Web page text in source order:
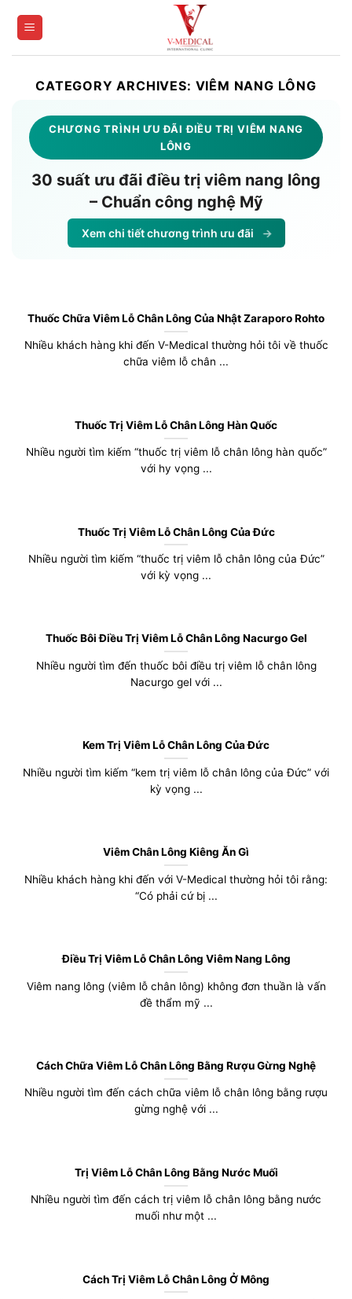
CATEGORY ARCHIVES: VIÊM NANG LÔNG
CHƯƠNG TRÌNH ƯU ĐÃI ĐIỀU TRỊ VIÊM NANG
LÔNG
30 suất ưu đãi điều trị viêm nang lông
– Chuẩn công nghệ Mỹ
Xem chi tiết chương trình ưu đãi →
Thuốc Chữa Viêm Lỗ Chân Lông Của Nhật Zaraporo Rohto
Nhiều khách hàng khi đến V-Medical thường hỏi tôi về thuốc
chữa viêm lỗ chân ...
Thuốc Trị Viêm Lỗ Chân Lông Hàn Quốc
Nhiều người tìm kiếm “thuốc trị viêm lỗ chân lông hàn quốc”
với hy vọng ...
Thuốc Trị Viêm Lỗ Chân Lông Của Đức
Nhiều người tìm kiếm “thuốc trị viêm lỗ chân lông của Đức”
với kỳ vọng ...
Thuốc Bôi Điều Trị Viêm Lỗ Chân Lông Nacurgo Gel
Nhiều người tìm đến thuốc bôi điều trị viêm lỗ chân lông
Nacurgo gel với ...
Kem Trị Viêm Lỗ Chân Lông Của Đức
Nhiều người tìm kiếm “kem trị viêm lỗ chân lông của Đức” với
kỳ vọng ...
Viêm Chân Lông Kiêng Ăn Gì
Nhiều khách hàng khi đến với V-Medical thường hỏi tôi rằng:
“Có phải cứ bị ...
Điều Trị Viêm Lỗ Chân Lông Viêm Nang Lông
Viêm nang lông (viêm lỗ chân lông) không đơn thuần là vấn
đề thẩm mỹ ...
Cách Chữa Viêm Lỗ Chân Lông Bằng Rượu Gừng Nghệ
Nhiều người tìm đến cách chữa viêm lỗ chân lông bằng rượu
gừng nghệ với ...
Trị Viêm Lỗ Chân Lông Bằng Nước Muối
Nhiều người tìm đến cách trị viêm lỗ chân lông bằng nước
muối như một ...
Cách Trị Viêm Lỗ Chân Lông Ở Mông